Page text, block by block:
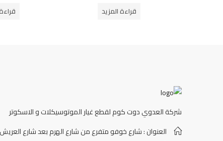
قراءة المزيد
شركة العدوي دوت كوم لقطع غيار الموتوسيكلات و الاسكوتر
العنوان : شارع خوفو متفرع من شارع الهرم بعد شارع